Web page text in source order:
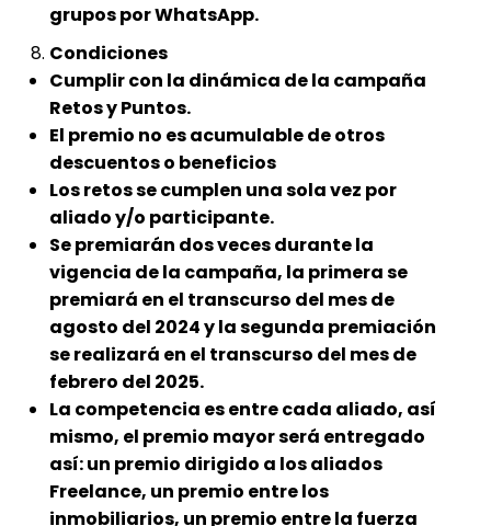
grupos por WhatsApp.
Condiciones
Cumplir con la dinámica de la campaña
Retos y Puntos.
El premio no es acumulable de otros
descuentos o beneficios
Los retos se cumplen una sola vez por
aliado y/o participante.
Se premiarán dos veces durante la
vigencia de la campaña, la primera se
premiará en el transcurso del mes de
agosto del 2024 y la segunda premiación
se realizará en el transcurso del mes de
febrero del 2025.
La competencia es entre cada aliado, así
mismo, el premio mayor será entregado
así: un premio dirigido a los aliados
Freelance, un premio entre los
inmobiliarios, un premio entre la fuerza